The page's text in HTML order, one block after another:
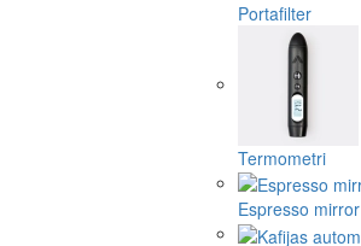
Portafilter
Termometri
Espresso mirror